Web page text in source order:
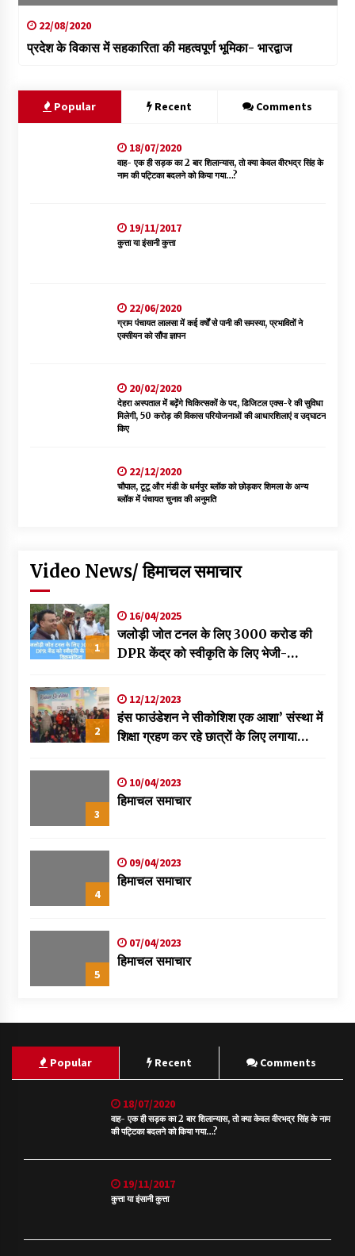
22/08/2020
प्रदेश के विकास में सहकारिता की महत्वपूर्ण भूमिका- भारद्वाज
Popular Recent Comments
18/07/2020
वाह- एक ही सड़क का 2 बार शिलान्यास, तो क्या केवल वीरभद्र सिंह के
नाम की पट्टिका बदलने को किया गया…?
19/11/2017
कुत्ता या इंसानी कुत्ता
22/06/2020
ग्राम पंचायत लालसा में कई वर्षों से पानी की समस्या, प्रभावितों ने
एक्सीयन को सौंपा ज्ञापन
20/02/2020
देहरा अस्पताल में बढ़ेंगे चिकित्सकों के पद, डिजिटल एक्स-रे की सुविधा
मिलेगी, 50 करोड़ की विकास परियोजनाओं की आधारशिलाएं व उद्घाटन
किए
22/12/2020
चौपाल, टूटू और मंडी के धर्मपुर ब्लॉक को छोड़कर शिमला के अन्य
ब्लॉक में पंचायत चुनाव की अनुमति
Video News/ हिमाचल समाचार
1
16/04/2025
जलोड़ी जोत टनल के लिए 3000 करोड की
DPR केंद्र को स्वीकृति के लिए भेजी-
2
12/12/2023
हंस फाउंडेशन ने सीकोशिश एक आशा’ संस्था में
शिक्षा ग्रहण कर रहे छात्रों के लिए लगाया
3
10/04/2023
हिमाचल समाचार
4
09/04/2023
हिमाचल समाचार
5
07/04/2023
हिमाचल समाचार
Popular Recent Comments
18/07/2020
वाह- एक ही सड़क का 2 बार शिलान्यास, तो क्या केवल वीरभद्र सिंह के नाम
की पट्टिका बदलने को किया गया…?
19/11/2017
कुत्ता या इंसानी कुत्ता